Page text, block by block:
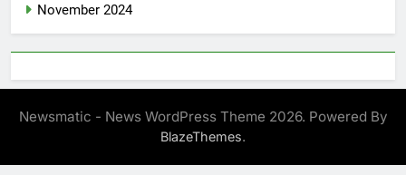
November 2024
Newsmatic - News WordPress Theme 2026. Powered By
BlazeThemes.